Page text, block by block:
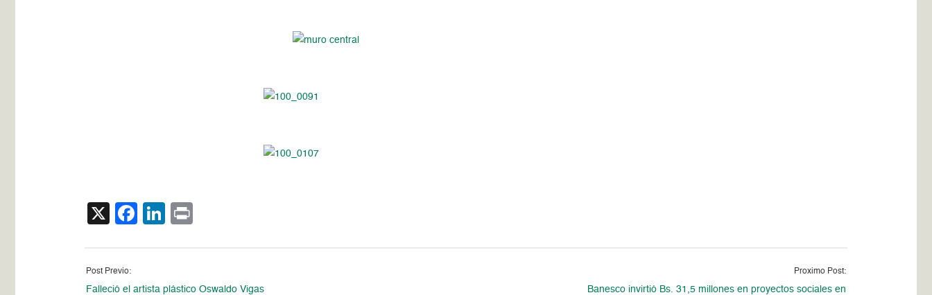
X Facebook
LinkedIn
Post Previo:
Falleció el artista plástico Oswaldo Vigas
Proximo Post:
Banesco invirtió Bs. 31,5 millones en proyectos sociales en